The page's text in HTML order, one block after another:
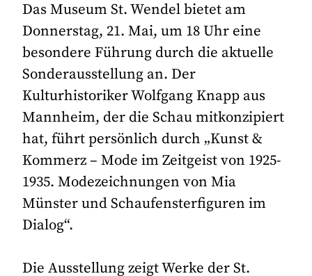
Das Museum St. Wendel bietet am
Donnerstag, 21. Mai, um 18 Uhr eine
besondere Führung durch die aktuelle
Sonderausstellung an. Der
Kulturhistoriker Wolfgang Knapp aus
Mannheim, der die Schau mitkonzipiert
hat, führt persönlich durch „Kunst &
Kommerz – Mode im Zeitgeist von 1925-
1935. Modezeichnungen von Mia
Münster und Schaufensterfiguren im
Dialog“.
Die Ausstellung zeigt Werke der St.